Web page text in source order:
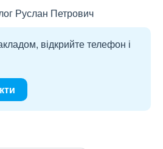
Руслан Петрович
відкрийте телефон і